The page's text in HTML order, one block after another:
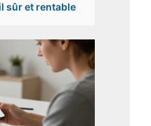
sûr et rentable